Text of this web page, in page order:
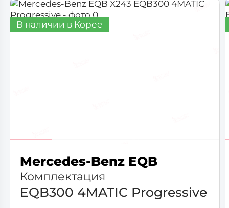
В наличии в Корее
Mercedes-Benz EQB
Комплектация
EQB300 4MATIC Progressive